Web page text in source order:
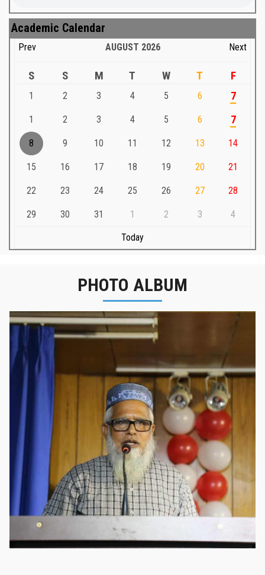
Academic Calendar
Prev AUGUST 2026 Next
S S M T W T F
1 2 3 4 5 6 7
1 2 3 4 5 6 7
8 9 10 11 12 13 14
15 16 17 18 19 20 21
22 23 24 25 26 27 28
29 30 31 1 2 3 4
Today
PHOTO ALBUM
নবীনবরণ - ২০২৫